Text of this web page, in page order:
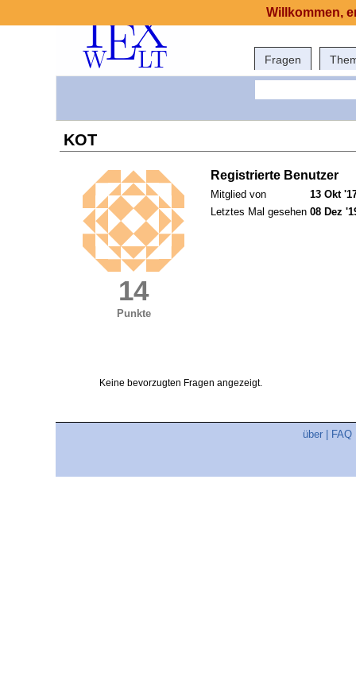
Fragen
KOT
14
Punkte
Registrierte Benutzer
Mitglied von
13 Okt
Letztes Mal gesehen 08 Dez
Keine bevorzugten Fragen angezeigt.
über FAQ
Willkommen,